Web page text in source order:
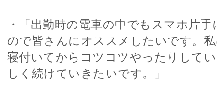
・「出勤時の電車の中でもスマホ片
ので皆さんにオススメしたいです。
寝付いてからコツコツやったりして
しく続けていきたいです。」